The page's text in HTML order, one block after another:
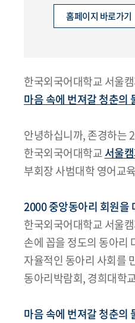
홈페이지 바로가기
한국외국어대학교 서울
마음 속에 번져갈 청춘의
안녕하십니까, 존경하는
한국외국어대학교서울
부회장 사범대학 영어교
2000 중앙동아리 회원을
한국외국어대학교 서울
손에 꼽을 정도의 동아리
자율적인 동아리 사회를
동아리박람회, 경희대학
마음 속에 번져갈 청춘의